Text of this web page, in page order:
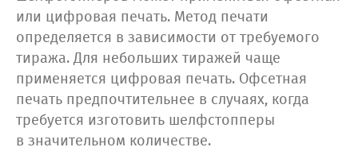
или цифровая печать. Метод печати
определяется в зависимости от требуемого
тиража. Для небольших тиражей чаще
применяется цифровая печать. Офсетная
печать предпочтительнее в случаях, когда
требуется изготовить шелфстопперы
в значительном количестве.